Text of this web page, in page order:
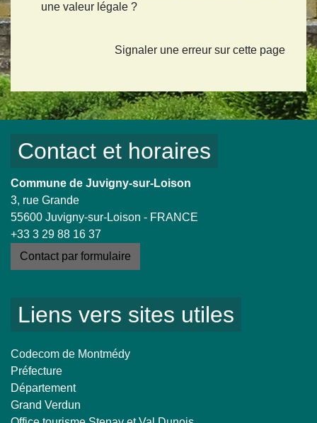
une valeur légale ?
Signaler une erreur sur cette page
Contact et horaires
Commune de Juvigny-sur-Loison
3, rue Grande
55600 Juvigny-sur-Loison - FRANCE
+33 3 29 88 16 37
Contact par formulaire
Liens vers sites utiles
Codecom de Montmédy
Préfecture
Département
Grand Verdun